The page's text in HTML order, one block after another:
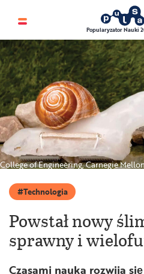
Popularyzator Nauki
College of Engineering, Carnegie
Technologia
Powstał nowy
sprawny i
Czasami nauka rozwija